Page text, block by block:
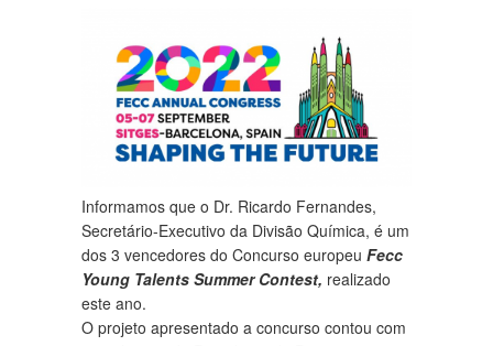
Informamos que o Dr. Ricardo Fernandes,
Secretário-Executivo da Divisão Química, é um
dos 3 vencedores do Concurso europeu Fecc
Young Talents Summer Contest, realizado
este ano.
O projeto apresentado a concurso contou com